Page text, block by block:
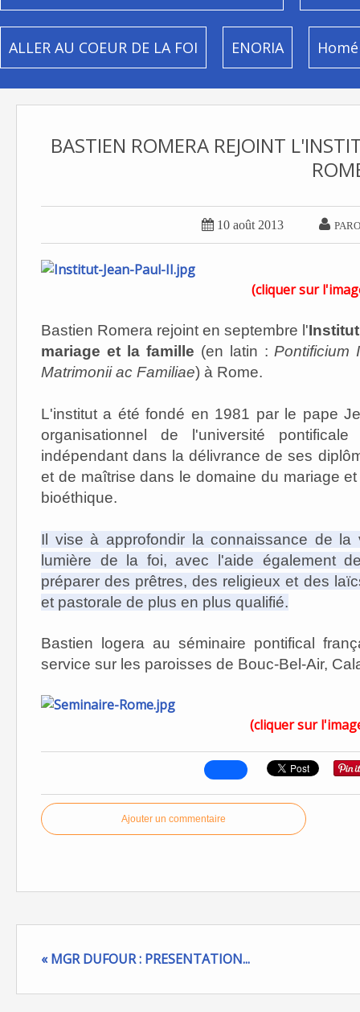
ALLER AU COEUR DE LA FOI ENORIA
BASTIEN ROMERA REJOINT
 10 août 2013 
(cliquer sur
Bastien Romera rejoint en septembre l'
mariage et la famille (en latin :Pontificium
Matrimonii ac Familiae) à Rome.
L'institut a été fondé en 1981 par le pape
organisationnel de l'université
indépendant dans la délivrance de ses
et de maîtrise dans le domaine du mariage
bioéthique.
Il vise à approfondir la connaissance de
lumière de la foi, avec l'aide également
préparer des prêtres, des religieux et des
et pastorale de plus en plus qualifié.
Bastien logera au séminaire pontifical
service sur les paroisses de Bouc-Bel-Air,
(cliquer sur
Ajouter un commentaire
« MGR DUFOUR : PRESENTATION...